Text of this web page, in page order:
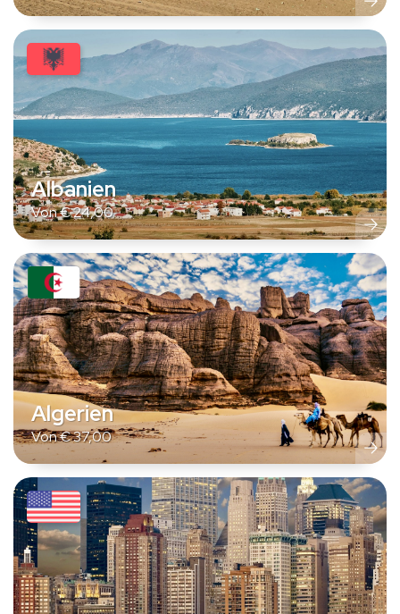
Albanien
Von€24,00
Algerien
Von€37,00